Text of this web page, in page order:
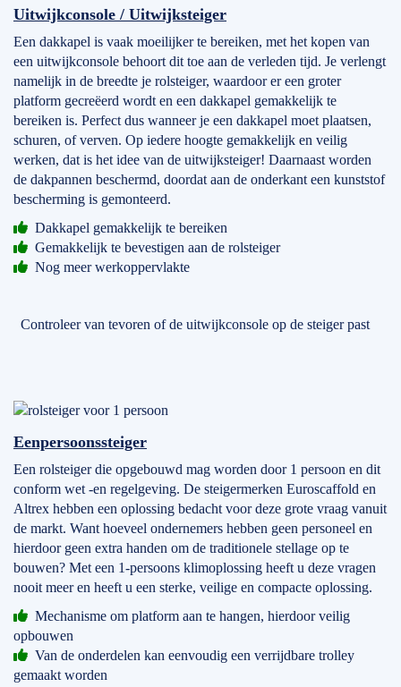
Uitwijkconsole / Uitwijksteiger
Een dakkapel is vaak moeilijker te bereiken, met het kopen van
een uitwijkconsole behoort dit toe aan de verleden tijd. Je verlengt
namelijk in de breedte je rolsteiger, waardoor er een groter
platform gecreëerd wordt en een dakkapel gemakkelijk te
bereiken is. Perfect dus wanneer je een dakkapel moet plaatsen,
schuren, of verven. Op iedere hoogte gemakkelijk en veilig
werken, dat is het idee van de uitwijksteiger! Daarnaast worden
de dakpannen beschermd, doordat aan de onderkant een kunststof
bescherming is gemonteerd.
Dakkapel gemakkelijk te bereiken
Gemakkelijk te bevestigen aan de rolsteiger
Nog meer werkoppervlakte
Controleer van tevoren of de uitwijkconsole op de steiger past
Eenpersoonssteiger
Een rolsteiger die opgebouwd mag worden door 1 persoon en dit
conform wet -en regelgeving. De steigermerken Euroscaffold en
Altrex hebben een oplossing bedacht voor deze grote vraag vanuit
de markt. Want hoeveel ondernemers hebben geen personeel en
hierdoor geen extra handen om de traditionele stellage op te
bouwen? Met een 1-persoons klimoplossing heeft u deze vragen
nooit meer en heeft u een sterke, veilige en compacte oplossing.
Mechanisme om platform aan te hangen, hierdoor veilig
opbouwen
Van de onderdelen kan eenvoudig een verrijdbare trolley
gemaakt worden